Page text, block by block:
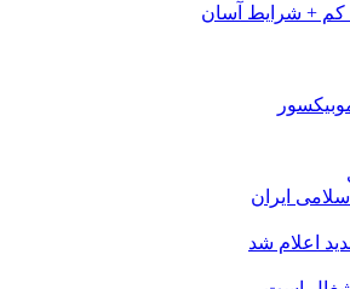
+ شرایط آسان
ایران
اعلام شد